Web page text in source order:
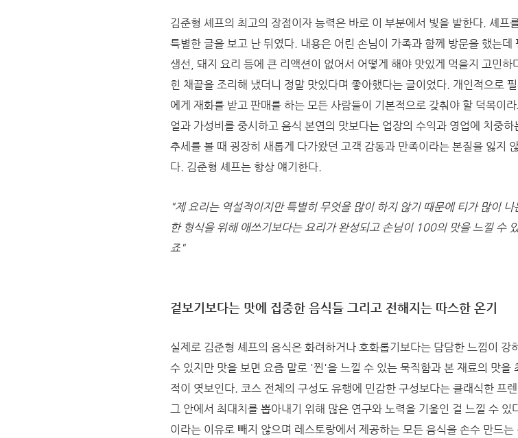
김준형 셰프의 최고의 장점이자 능력은 바로 이 부분에서 빛을 발한다. 셰프
특별한 글을 보고 난 뒤였다. 내용은 어린 손님이 가족과 함께 방문을 했는데
생선, 돼지 요리 등에 큰 리액션이 없어서 어떻게 해야 맛있게 먹을지 고민
힌 채끝을 조리해 냈더니 정말 맛있다며 좋아했다는 글이었다. 개인적으로
에게 재화를 받고 판매를 하는 모든 사람들이 기본적으로 갖춰야 할 덕목이
얼과 가성비를 중시하고 음식 본연의 맛보다는 업장의 수익과 영업에 치중하
추세를 볼 때 굉장히 새롭게 다가왔던 고객 감동과 만족이라는 본질을 잃지
다. 김준형 셰프는 항상 얘기한다.
"제 요리는 역설적이지만 특별히 무엇을 많이 하지 않기 때문에 티가 많이
한 형식을 위해 애쓰기보다는 요리가 완성되고 손님이 100의 맛을 느낄 수
죠"
겉보기보다는 맛에 집중한 음식들 그리고 전해지는 따스한 온기
실제로 김준형 셰프의 음식은 화려하거나 호화롭기보다는 담담한 느낌이 강
수 있지만 맛을 보면 요즘 말로 '찐'을 느낄 수 있는 묵직함과 본 재료의 맛을
적이 엿보인다. 코스 전체의 구성도 유행에 민감한 구성보다는 클래식한 프
그 안에서 최대치를 뽑아내기 위해 많은 연구와 노력을 기울인 걸 느낄 수 있
이라는 이유로 빼지 않으며 레스토랑에서 제공하는 모든 음식을 손수 만드